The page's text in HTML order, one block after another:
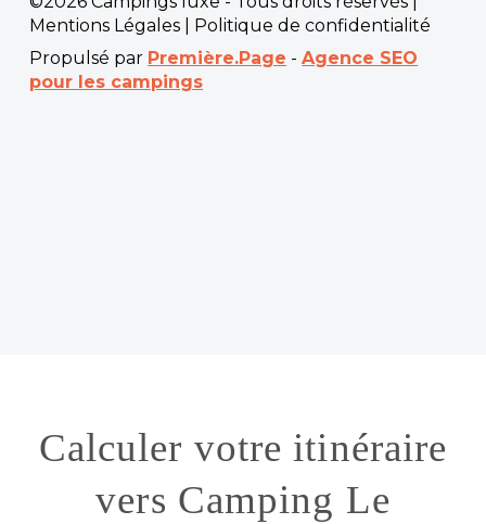
Mentions Légales
Politique de confidentialité
Propulsé par Première.Page -Agence SEO
pour les campings
Calculer votre itinéraire
vers Camping Le